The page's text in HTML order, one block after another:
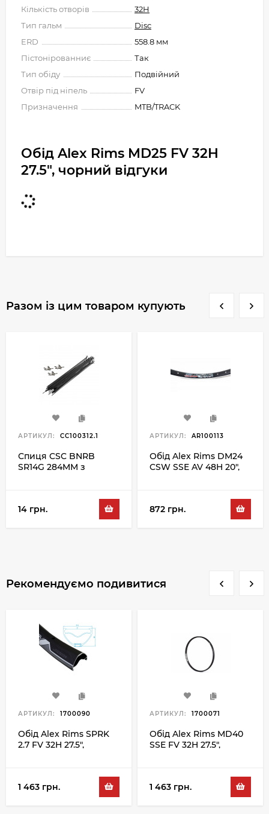
Кількість отворів
32H
Тип гальм
Disc
ERD
558.8 мм
Пістонірованниє
Так
Тип обіду
Подвійний
Отвір під ніпель
FV
Призначення
MTB/TRACK
Обід Alex Rims MD25 FV 32H
27.5", чорний відгуки
Разом із цим товаром купують
АРТИКУЛ: CC100312.1
Спиця CSC BNRB
SR14G 284MM з
14 грн.
АРТИКУЛ: AR100113
Обід Alex Rims DM24
CSW SSE AV 48H 20",
872 грн.
Рекомендуємо подивитися
АРТИКУЛ: 1700090
Обід Alex Rims SPRK
2.7 FV 32H 27.5",
1 463 грн.
АРТИКУЛ: 1700071
Обід Alex Rims MD40
SSE FV 32H 27.5",
1 463 грн.